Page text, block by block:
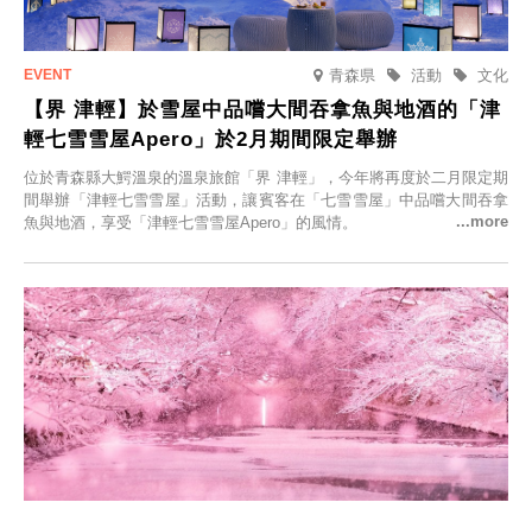
青森県 文化
活動
【界 津輕】於雪屋中品嚐大間吞拿魚與地酒的「津
輕七雪雪屋Apero」於2月期間限定舉辦
位於青森縣大鰐溫泉的溫泉旅館「界 津輕」，今年將再度於二月限定期
間舉辦「津輕七雪雪屋」活動，讓賓客在「七雪雪屋」中品嚐大間吞拿
魚與地酒，享受「津輕七雪雪屋Apero」的風情。